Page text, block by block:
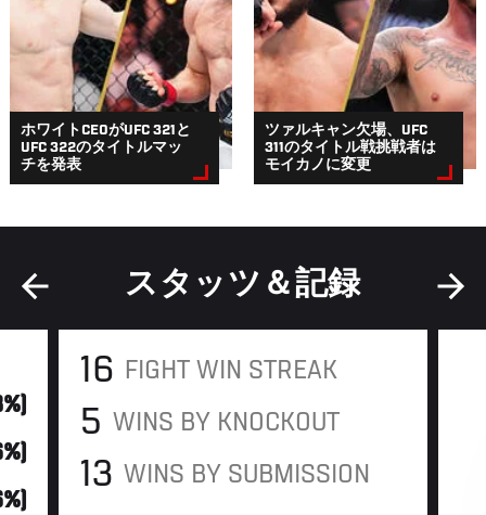
ホワイトCEOがUFC 321と
UFC 322のタイトルマッ
チを発表
ツァルキャン欠場、UFC
311のタイトル戦挑戦者は
モイカノに変更
スタッツ＆記録
16 FIGHT WIN STREAK
5 WINS BY KNOCKOUT
13 WINS BY SUBMISSION